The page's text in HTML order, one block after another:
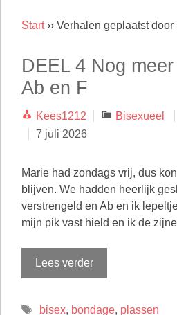
Start›› Verhalen geplaatst door
DEEL 4 Nog
Ab en F
Kees1212 Categorieën
Bisexueel
7 juli 2026
Marie had zondags vrij, dus
blijven. We hadden heerlijk
verstrengeld en Ab en ik
mijn pik vast hield en ik de
Lees verder
Tags
bisex, bondage, plassen